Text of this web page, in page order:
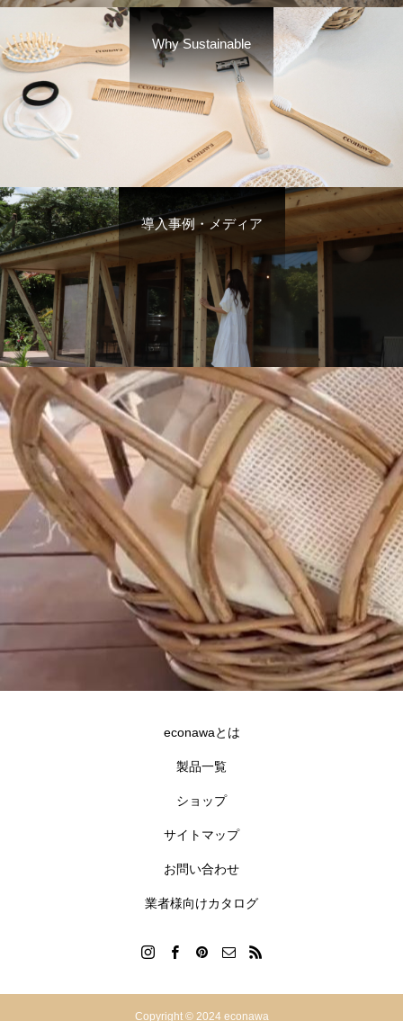
Why Sustainable
導入事例・メディア
econawaとは
製品一覧
ショップ
サイトマップ
お問い合わせ
業者様向けカタログ
Copyright © 2024 econawa